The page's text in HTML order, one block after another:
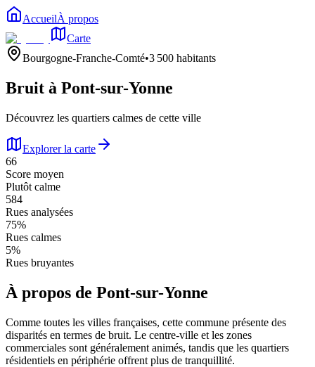
AccueilÀ propos
Carte
Bourgogne-Franche-Comté•3 500 habitants
Bruit à Pont-sur-Yonne
Découvrez les quartiers calmes de cette ville
Explorer la carte
66
Score moyen
Plutôt calme
584
Rues analysées
75%
Rues calmes
5%
Rues bruyantes
À propos de Pont-sur-Yonne
Comme toutes les villes françaises, cette commune présente des
disparités en termes de bruit. Le centre-ville et les zones
commerciales sont généralement animés, tandis que les quartiers
résidentiels en périphérie offrent plus de tranquillité.